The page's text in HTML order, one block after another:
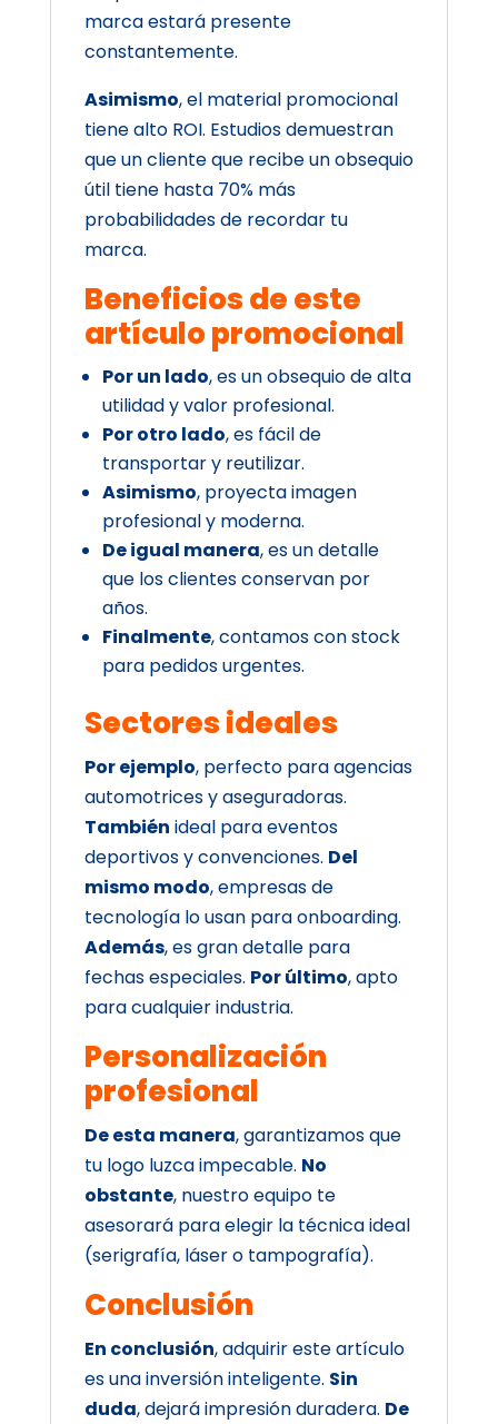
marca estará presente
constantemente.
Asimismo, el material promocional
tiene alto ROI. Estudios demuestran
que un cliente que recibe un obsequio
útil tiene hasta 70% más
probabilidades de recordar tu
marca.
Beneficios de este
artículo promocional
Por un lado, es un obsequio de alta
utilidad y valor profesional.
Por otro lado, es fácil de
transportar y reutilizar.
Asimismo, proyecta imagen
profesional y moderna.
De igual manera, es un detalle
que los clientes conservan por
años.
Finalmente, contamos con stock
para pedidos urgentes.
Sectores ideales
Por ejemplo, perfecto para agencias
automotrices y aseguradoras.
También ideal para eventos
deportivos y convenciones. Del
mismo modo, empresas de
tecnología lo usan para onboarding.
Además, es gran detalle para
fechas especiales. Por último, apto
para cualquier industria.
Personalización
profesional
De esta manera, garantizamos que
tu logo luzca impecable. No
obstante, nuestro equipo te
asesorará para elegir la técnica ideal
(serigrafía, láser o tampografía).
Conclusión
En conclusión, adquirir este artículo
es una inversión inteligente. Sin
duda, dejará impresión duradera. De